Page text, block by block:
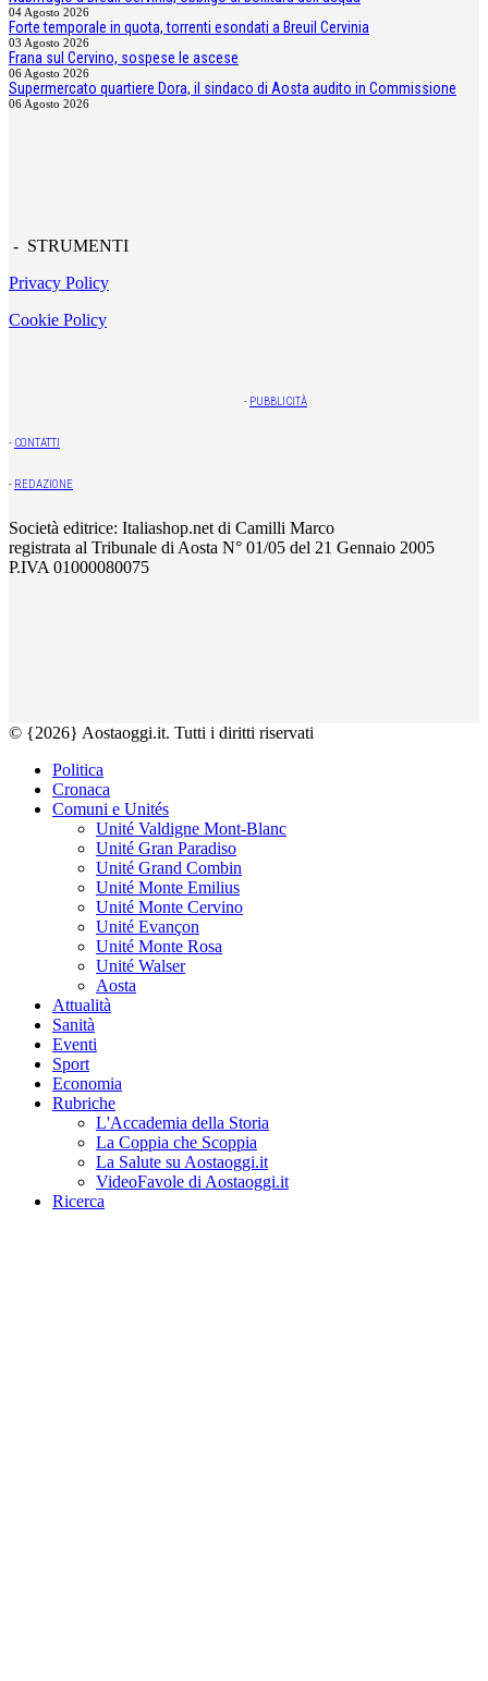
04 Agosto 2026
Forte temporale in quota, torrenti esondati a Breuil Cervinia
03 Agosto 2026
Frana sul Cervino, sospese le ascese
06 Agosto 2026
Supermercato quartiere Dora, il sindaco di Aosta audito in Commissione
06 Agosto 2026
- STRUMENTI
Privacy Policy
Cookie Policy
- PUBBLICITÀ
- CONTATTI
- REDAZIONE
Società editrice: Italiashop.net di Camilli Marco
registrata al Tribunale di Aosta N° 01/05 del 21 Gennaio 2005
P.IVA 01000080075
© {2026} Aostaoggi.it. Tutti i diritti riservati
Politica
Cronaca
Comuni e Unités
Unité Valdigne Mont-Blanc
Unité Gran Paradiso
Unité Grand Combin
Unité Monte Emilius
Unité Monte Cervino
Unité Evançon
Unité Monte Rosa
Unité Walser
Aosta
Attualità
Sanità
Eventi
Sport
Economia
Rubriche
L'Accademia della Storia
La Coppia che Scoppia
La Salute su Aostaoggi.it
VideoFavole di Aostaoggi.it
Ricerca